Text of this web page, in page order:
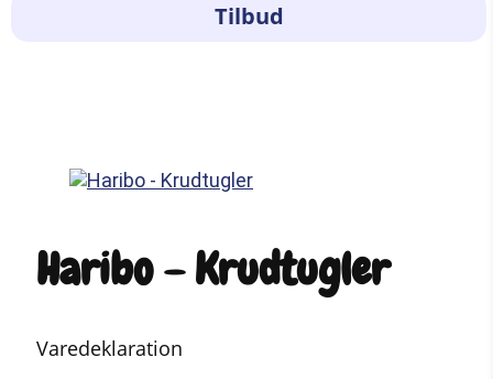
Tilbud
Haribo – Krudtugler
Varedeklaration